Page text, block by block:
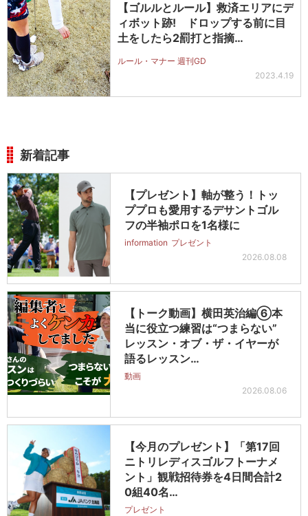
【ゴルルとルール】救済エリアにデ
ィボット跡! ドロップする前に目
土をしたら2罰打と指摘…
ルール・マナー 週刊GD
2023.4.19
新着記事
【プレゼント】軸が整う！トッ
ププロも愛用するデサントゴル
フの半袖ポロを1名様に
information プレゼント
2026.08.08
【トーク動画】横田英治編⑥本
当に役立つ練習は“つまらない”
レッスン・オブ・ザ・イヤーが
語るレッスン…
動画
2026.08.06
【今月のプレゼント】「第17回
ニトリレディスゴルフトーナメ
ント」観戦招待券を4日間合計2
0組40名…
プレゼント